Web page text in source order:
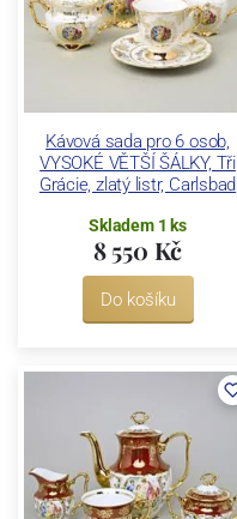
Kávová sada pro 6 osob,
VYSOKÉ VĚTŠÍ ŠÁLKY, Tři
Grácie, zlatý listr, Carlsbad
Skladem 1 ks
8 550 Kč
Do košíku